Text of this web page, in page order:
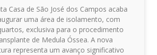
Casa de São José dos Campos acaba
uma área de isolamento, com
exclusiva para o procedimento
de Medula Óssea. A nova
representa um avanço significativo